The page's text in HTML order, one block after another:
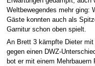
Weltbewegendes mehr ging:
Gäste konnten auch als
Garnitur schon oben spielt.
An Brett 3 kämpfte Dieter
gegen einen DWZ-
bot er mit einem Mehrbauern